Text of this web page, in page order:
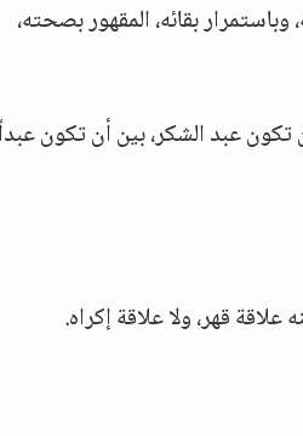
بقائه، المقهور بصحته،
تكون عبد الشكر، بين أن تكون
علاقة قهر، ولا علاقة إكراه.